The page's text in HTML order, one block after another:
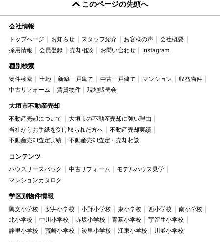
このページの先頭へ
会社情報
トップページ お知らせ スタッフ紹介 お客様の声
会社概要
採用情報
会員登録 売却相談 お問い合わせ Instagram
種別検索
物件検索 土地 新築一戸建て 中古一戸建て マンション
収益物件
中古リフォーム
賃貸物件 現地販売会
大垣市不動産売却
不動産売却について
大垣市の不動産売却に強い理由
当社からお手紙を受け取られた方へ
不動産売却実績
不動産売却査定実績
不動産売却査定・売却相談
コンテンツ
ハウスリースバック 中古リフォーム
モデルハウス見学
マンションカタログ
学区別物件情報
興文小学校 安井小学校 小野小学校 東小学校 西小学校
南小学校
北小学校
中川小学校 赤坂小学校 青墓小学校
宇留生小学校
静里小学校
荒崎小学校 綾里小学校 江東小学校 川並小学校